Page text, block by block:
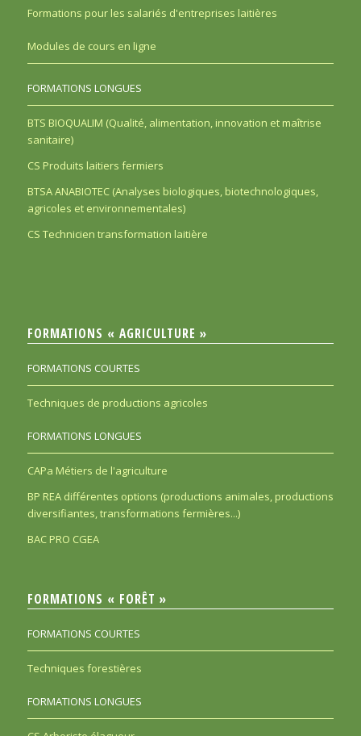
Formations pour les salariés d'entreprises laitières
Modules de cours en ligne
FORMATIONS LONGUES
BTS BIOQUALIM (Qualité, alimentation, innovation et maîtrise
sanitaire)
CS Produits laitiers fermiers
BTSA ANABIOTEC (Analyses biologiques, biotechnologiques,
agricoles et environnementales)
CS Technicien transformation laitière
FORMATIONS « AGRICULTURE »
FORMATIONS COURTES
Techniques de productions agricoles
FORMATIONS LONGUES
CAPa Métiers de l'agriculture
BP REA différentes options (productions animales, productions
diversifiantes, transformations fermières...)
BAC PRO CGEA
FORMATIONS « FORÊT »
FORMATIONS COURTES
Techniques forestières
FORMATIONS LONGUES